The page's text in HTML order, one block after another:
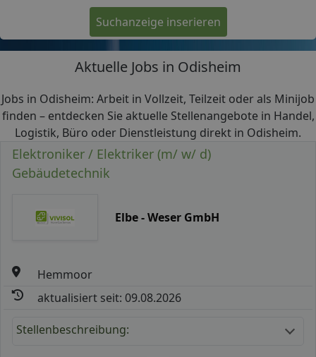
Suchanzeige inserieren
Aktuelle Jobs in Odisheim
Jobs in Odisheim: Arbeit in Vollzeit, Teilzeit oder als Minijob
finden – entdecken Sie aktuelle Stellenangebote in Handel,
Logistik, Büro oder Dienstleistung direkt in Odisheim.
Elektroniker / Elektriker (m/ w/ d)
Gebäudetechnik
Elbe - Weser GmbH
Hemmoor
aktualisiert seit: 09.08.2026
Stellenbeschreibung: